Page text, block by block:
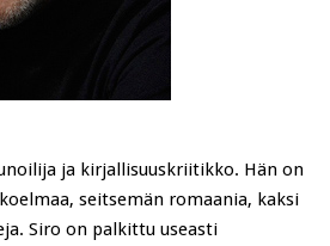
ja kirjallisuuskriitikko. Hän on
seitsemän romaania, kaksi
Siro on palkittu useasti